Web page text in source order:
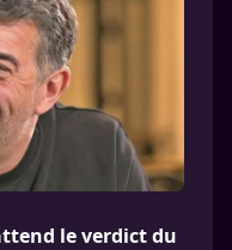
le verdict du